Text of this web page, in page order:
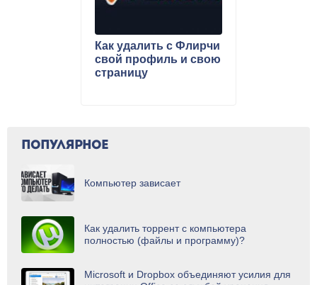
Как удалить с Флирчи
свой профиль и свою
страницу
ПОПУЛЯРНОЕ
Компьютер зависает
Как удалить торрент с компьютера
полностью (файлы и программу)?
Microsoft и Dropbox объединяют усилия для